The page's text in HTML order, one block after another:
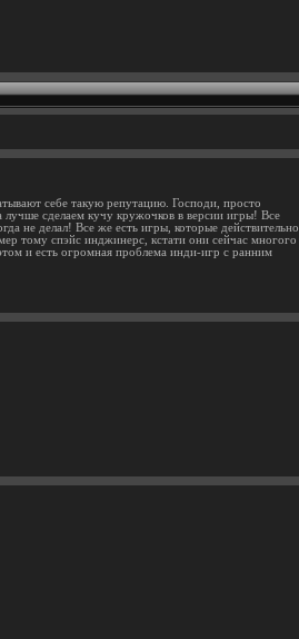
себе такую репутацию. Господи, просто
сделаем кучу кружочков в версии игры! Все
не делал! Все же есть игры, которые действительно
тому спэйс инджинерс, кстати они сейчас многого
и есть огромная проблема инди-игр с ранним